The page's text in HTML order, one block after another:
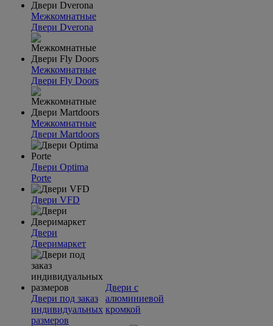
Межкомнатные
Двери Dverona
Межкомнатные
Двери Fly Doors
Межкомнатные
Двери Martdoors
Двери Optima
Porte
Двери VFD
Двери
Дверимаркет
Двери под заказ
индивидуальных
размеров
Двери с
алюминиевой
кромкой